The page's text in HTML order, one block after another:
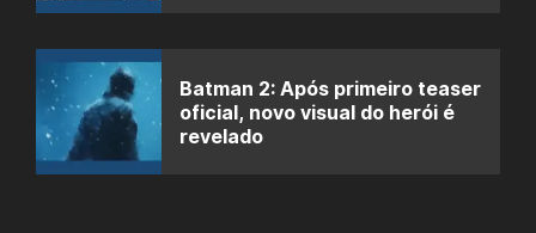
Batman 2: Após primeiro teaser
oficial, novo visual do herói é
revelado